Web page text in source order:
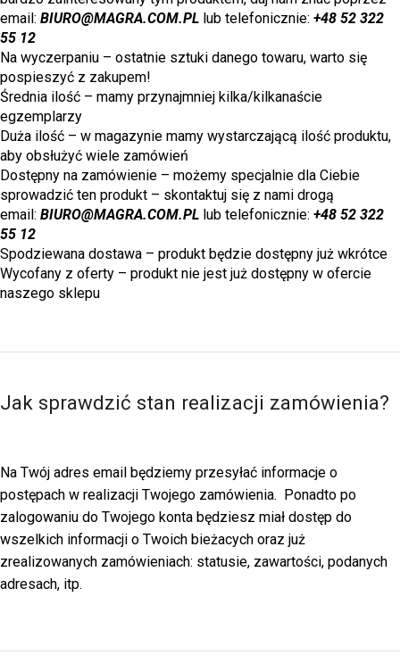
email: BIURO@MAGRA.COM.PL lub telefonicznie: +48 52 322
55 12
Na wyczerpaniu – ostatnie sztuki danego towaru, warto się
pospieszyć z zakupem!
Średnia ilość – mamy przynajmniej kilka/kilkanaście
egzemplarzy
Duża ilość – w magazynie mamy wystarczającą ilość produktu,
aby obsłużyć wiele zamówień
Dostępny na zamówienie – możemy specjalnie dla Ciebie
sprowadzić ten produkt – skontaktuj się z nami drogą
email: BIURO@MAGRA.COM.PL lub telefonicznie: +48 52 322
55 12
Spodziewana dostawa – produkt będzie dostępny już wkrótce
Wycofany z oferty – produkt nie jest już dostępny w ofercie
naszego sklepu
Jak sprawdzić stan realizacji zamówienia?
Na Twój adres email będziemy przesyłać informacje o
postępach w realizacji Twojego zamówienia. Ponadto po
zalogowaniu do Twojego konta będziesz miał dostęp do
wszelkich informacji o Twoich bieżacych oraz już
zrealizowanych zamówieniach: statusie, zawartości, podanych
adresach, itp.